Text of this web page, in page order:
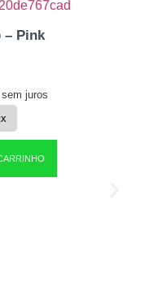
– Pink
sem juros